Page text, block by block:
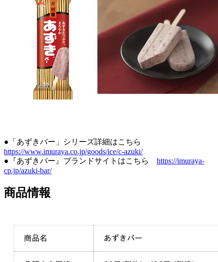
●「あずきバー」シリーズ詳細はこちら
https://www.imuraya.co.jp/goods/ice/c-azuki/
●『あずきバー』ブランドサイトはこちら https://imuraya-
cp.jp/azuki-bar/
商品情報